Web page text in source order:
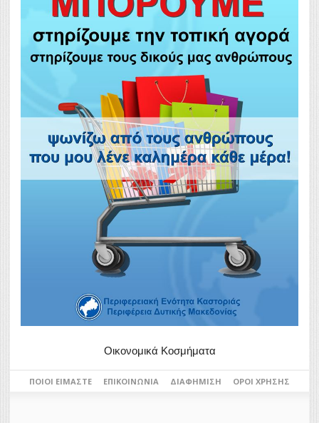
Οικονομικά Κοσμήματα
ΠΟΙΟΙ ΕΊΜΑΣΤΕ ΕΠΙΚΟΙΝΩΝΊΑ ΔΙΑΦΉΜΙΣΗ ΌΡΟΙ ΧΡΉΣΗΣ